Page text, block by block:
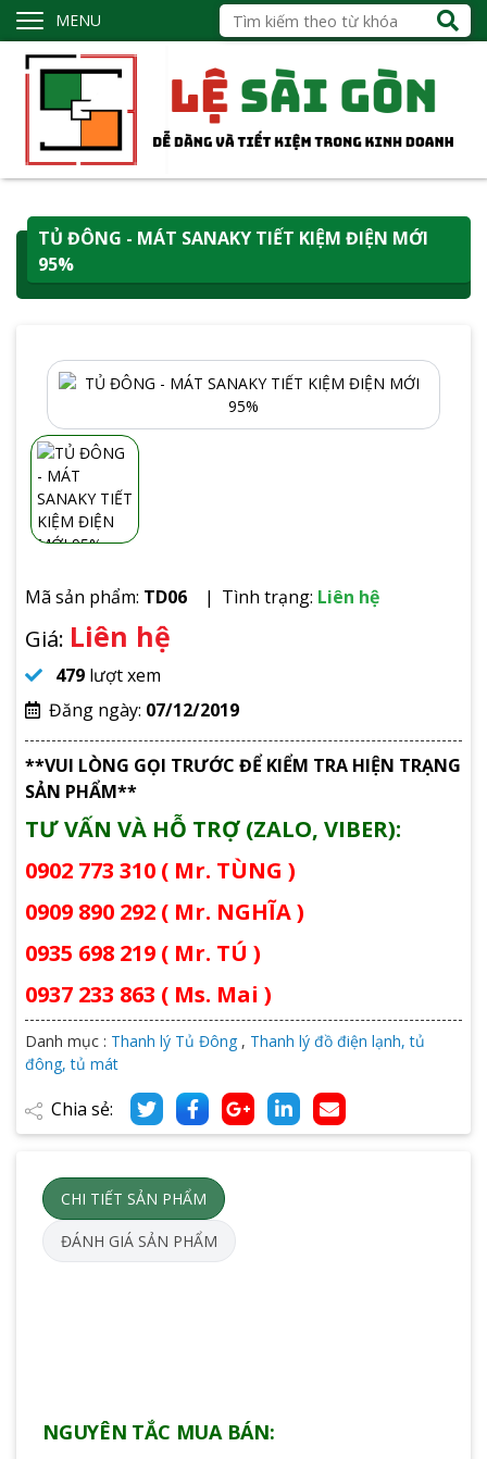
MENU
TỦ ĐÔNG - MÁT SANAKY TIẾT KIỆM ĐIỆN MỚI
95%
Mã sản phẩm: TD06 Tình trạng: Liên hệ
Giá: Liên hệ
479 lượt xem
Đăng ngày: 07/12/2019
**VUI LÒNG GỌI TRƯỚC ĐỂ KIỂM TRA HIỆN TRẠNG
SẢN PHẨM**
TƯ VẤN VÀ HỖ TRỢ (ZALO, VIBER):
0902 773 310 ( Mr. TÙNG )
0909 890 292 ( Mr. NGHĨA )
0935 698 219 ( Mr. TÚ )
0937 233 863 ( Ms. Mai )
Danh mục : Thanh lý Tủ Đông , Thanh lý đồ điện lạnh, tủ
đông, tủ mát
Chia sẻ:
CHI TIẾT SẢN PHẨM
ĐÁNH GIÁ SẢN PHẨM
NGUYÊN TẮC MUA BÁN: